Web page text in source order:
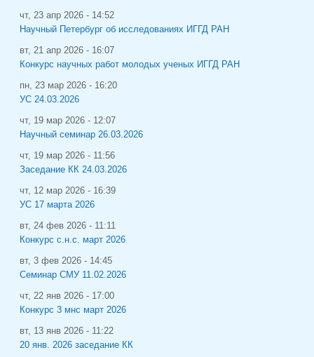
чт, 23 апр 2026 - 14:52
Научный Петербург об исследованиях ИГГД РАН
вт, 21 апр 2026 - 16:07
Конкурс научных работ молодых ученых ИГГД РАН
пн, 23 мар 2026 - 16:20
УС 24.03.2026
чт, 19 мар 2026 - 12:07
Научный семинар 26.03.2026
чт, 19 мар 2026 - 11:56
Заседание КК 24.03.2026
чт, 12 мар 2026 - 16:39
УС 17 марта 2026
вт, 24 фев 2026 - 11:11
Конкурс с.н.с. март 2026
вт, 3 фев 2026 - 14:45
Семинар СМУ 11.02.2026
чт, 22 янв 2026 - 17:00
Конкурс 3 мнс март 2026
вт, 13 янв 2026 - 11:22
20 янв. 2026 заседание КК